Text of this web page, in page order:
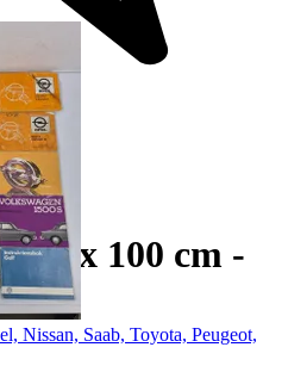
x 100 cm -
Nissan, Saab, Toyota, Peugeot,